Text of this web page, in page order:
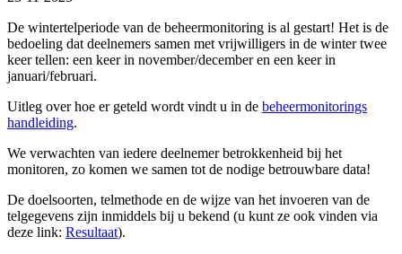
De wintertelperiode van de beheermonitoring is al gestart! Het is de
bedoeling dat deelnemers samen met vrijwilligers in de winter twee
keer tellen: een keer in november/december en een keer in
januari/februari.
Uitleg over hoe er geteld wordt vindt u in de beheermonitorings
handleiding.
We verwachten van iedere deelnemer betrokkenheid bij het
monitoren, zo komen we samen tot de nodige betrouwbare data!
De doelsoorten, telmethode en de wijze van het invoeren van de
telgegevens zijn inmiddels bij u bekend (u kunt ze ook vinden via
deze link: Resultaat).